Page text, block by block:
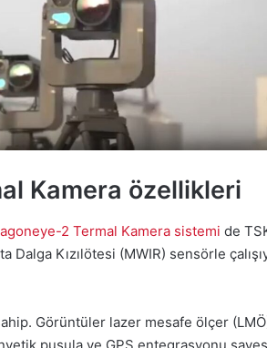
Kamera özellikleri
2 Termal Kamera sistemi de
Dalga Kızılötesi (MWIR) sensörle
Görüntüler lazer mesafe ölçer